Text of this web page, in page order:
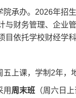
院承办。2026年招
与财务管理、企业
依托学校财经学科
上课，学制2年，
用 周末班 （周六日